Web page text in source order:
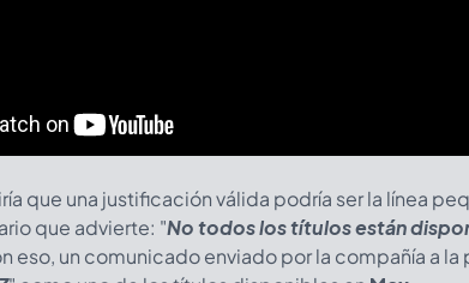
que una justificación válida podría ser la línea
que advierte: "No todos los títulos están
eso, un comunicado enviado por la compañía a la